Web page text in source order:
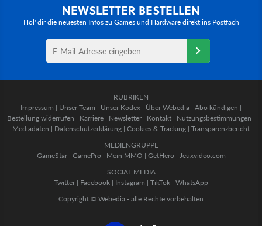
NEWSLETTER BESTELLEN
Hol' dir die neuesten Infos zu Games und Hardware direkt ins Postfach
RUBRIKEN
Impressum | Unser Team | Unser Kodex | Über Webedia | Abo kündigen |
Bestellung widerrufen | Karriere | Newsletter | Kontakt | Nutzungsbestimmungen |
Mediadaten | Datenschutzerklärung | Cookies & Tracking | Transparenzbericht
MEDIENGRUPPE
GameStar| GamePro | Mein MMO | GetHero | Jeuxvideo.com
SOCIAL MEDIA
Twitter | Facebook | Instagram | TikTok | WhatsApp
Copyright © Webedia - alle Rechte vorbehalten